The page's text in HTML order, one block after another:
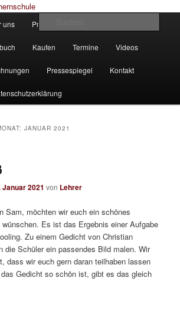
Wichernschule
uns Produkte
Kaufen Termine Videos
Pressespiegel Kontakt
JANUAR 2021
Januar 2021 von Lehrer
Sam, möchten wir euch ein schönes
wünschen. Es ist das Ergebnis einer Aufgabe
Zu einem Gedicht von Christian
die Schüler ein passendes Bild malen. Wir
dass wir euch gern daran teilhaben lassen
Gedicht so schön ist, gibt es das gleich